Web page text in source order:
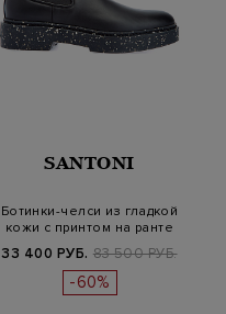
SANTONI
Ботинки-челси из гладкой
кожи с принтом на ранте
33 400 РУБ. 83 500 РУБ.
-60%